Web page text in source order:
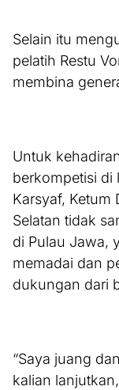
Selain itu
pelatih Restu
membina
Untuk
berkompetisi di
Karsyaf, Ketum
Selatan tidak
di Pulau Jawa,
memadai dan
dukungan dari
“Saya juang
kalian